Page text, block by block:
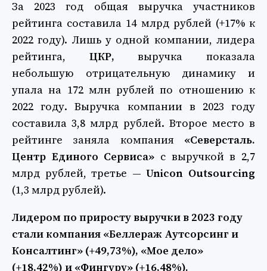
За 2023 год общая выручка участников
рейтинга составила 14 млрд рублей (+17% к
2022 году). Лишь у одной компании, лидера
рейтинга, ЦКР, выручка показала
небольшую отрицательную динамику и
упала на 172 млн рублей по отношению к
2022 году. Выручка компании в 2023 году
составила 3,8 млрд рублей. Второе место в
рейтинге заняла компания «Северсталь.
Центр Единого Сервиса» с выручкой в 2,7
млрд рублей, третье —Unicon Outsourcing
(1,3 млрд рублей).
Лидером по приросту выручки в 2023 году
стали компания «Беллераж Аутсорсинг и
Консалтинг» (+49,73%), «Мое дело»
(+18,42%) и «Фингуру» (+16,48%).